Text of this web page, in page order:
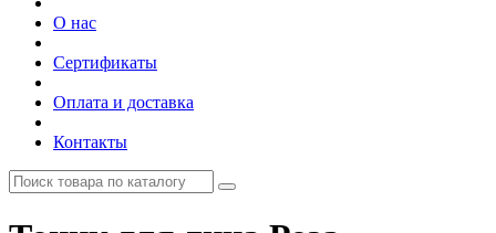
О нас
Сертификаты
Оплата и доставка
Контакты